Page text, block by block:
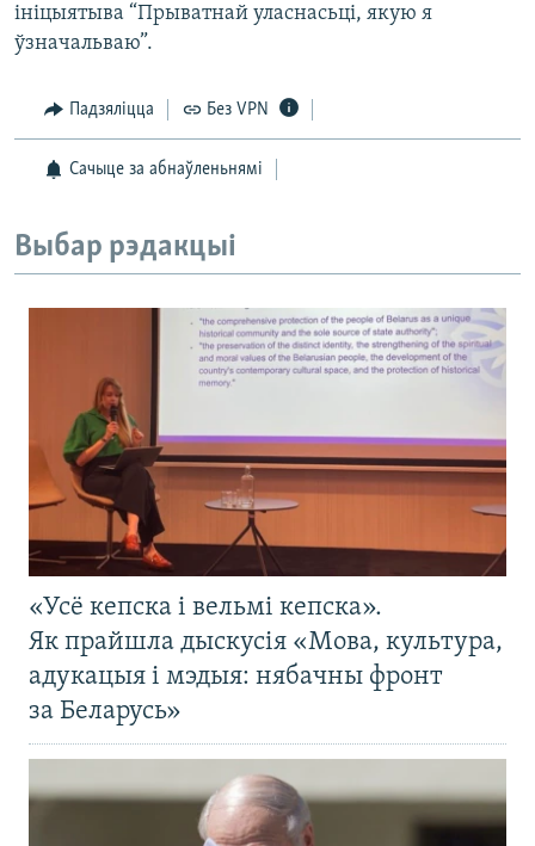
ініцыятыва “Прыватнай уласнасьці, якую я
ўзначальваю”.
Падзяліцца Без VPN
Сачыце за абнаўленьнямі
Выбар рэдакцыі
«Усё кепска і вельмі кепска».
Як прайшла дыскусія «Мова, культура,
адукацыя і мэдыя: нябачны фронт
за Беларусь»